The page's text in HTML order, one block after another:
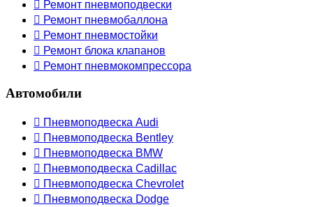
 Ремонт пневмоподвески
 Ремонт пневмобаллона
 Ремонт пневмостойки
 Ремонт блока клапанов
 Ремонт пневмокомпрессора
Автомобили
 Пневмоподвеска Audi
 Пневмоподвеска Bentley
 Пневмоподвеска BMW
 Пневмоподвеска Cadillac
 Пневмоподвеска Chevrolet
 Пневмоподвеска Dodge